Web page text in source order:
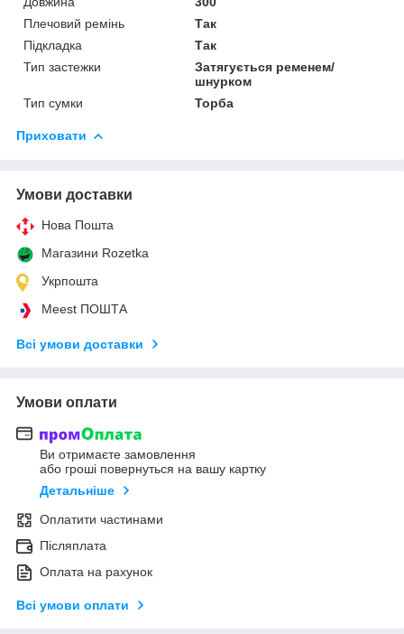
Плечовий ремінь
Так
Підкладка
Так
Тип застежки
Затягується ременем/
шнурком
Тип сумки
Торба
Приховати
Умови доставки
Нова Пошта
Магазини Rozetka
Укрпошта
Meest ПОШТА
Всі умови доставки
Умови оплати
Ви отримаєте замовлення
або гроші повернуться на вашу картку
Детальніше
Оплатити частинами
Післяплата
Оплата на рахунок
Всі умови оплати